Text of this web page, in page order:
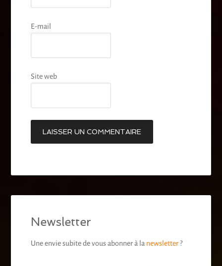
E-mail
Site web
Newsletter
Une envie subite de vous abonner à la newsletter ?